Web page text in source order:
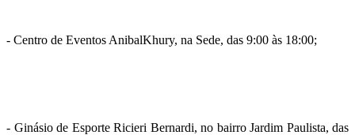
- Centro de Eventos AnibalKhury, na Sede, das 9:00 às 18:00;
- Ginásio de Esporte Ricieri Bernardi, no bairro Jardim Paulista, das